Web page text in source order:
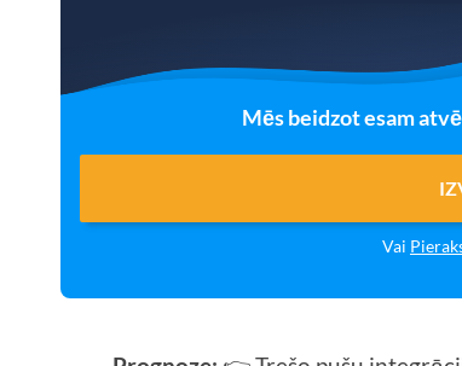
Mēs beidzot esam
Vai